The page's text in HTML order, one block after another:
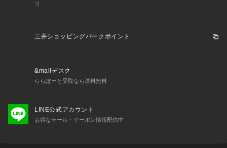
リ
三井ショッピングパークポイント
&mallデスク
ららぽーと受取なら送料無料
LINE公式アカウント
お得なセール・クーポン情報配信中